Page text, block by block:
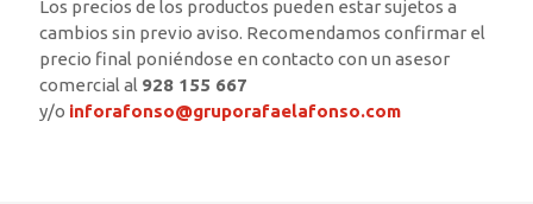
Los precios de los productos pueden estar sujetos a
cambios sin previo aviso. Recomendamos confirmar el
precio final poniéndose en contacto con un asesor
comercial al 928 155 667
y/o inforafonso@gruporafaelafonso.com